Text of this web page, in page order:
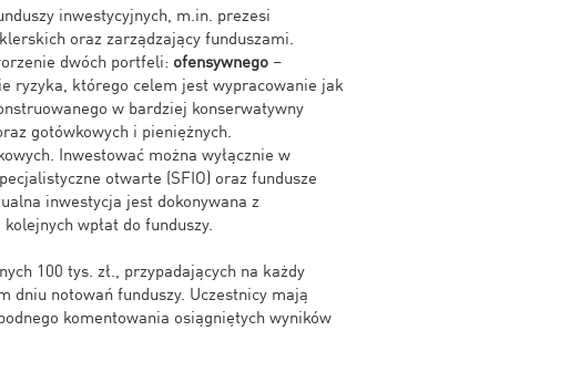
inwestycyjnych, m.in. prezesi
oraz zarządzający funduszami.
dwóch portfeli: ofensywnego –
ryzyka, którego celem jest wypracowanie jak
w bardziej konserwatywny
gotówkowych i pieniężnych.
Inwestować można wyłącznie w
otwarte (SFIO) oraz fundusze
inwestycja jest dokonywana z
wpłat do funduszy.
100 tys. zł., przypadających na każdy
notowań funduszy. Uczestnicy mają
komentowania osiągniętych wyników